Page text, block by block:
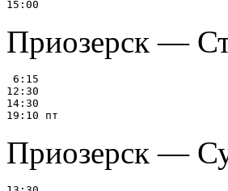
Приозерск —
6:15
12:30
14:30
Приозерск —